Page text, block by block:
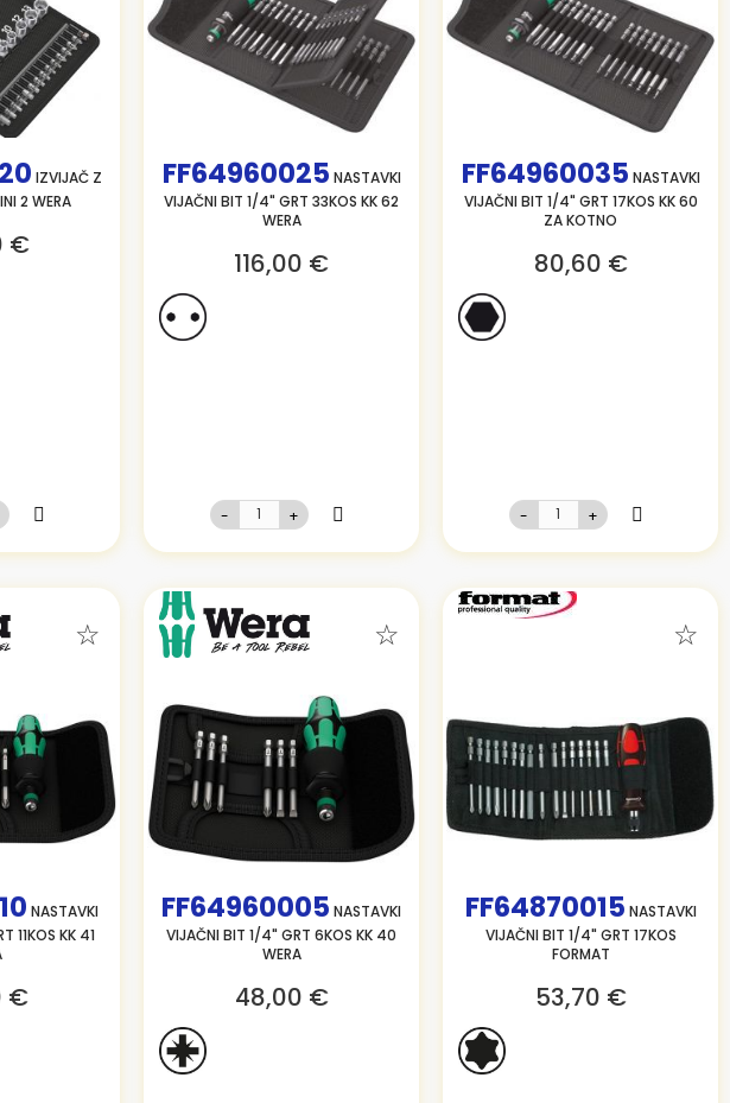
IZVIJAČ Z
2 WERA
€
FF64960025 NASTAVKI
VIJAČNI BIT 1/4" GRT 33KOS KK 62
WERA
116,00 €
- +
FF64960035 NASTAVKI
VIJAČNI BIT 1/4" GRT 17KOS KK 60
ZA KOTNO
80,60 €
- +
NASTAVKI
11KOS KK 41
€
FF64960005 NASTAVKI
VIJAČNI BIT 1/4" GRT 6KOS KK 40
WERA
48,00 €
FF64870015 NASTAVKI
VIJAČNI BIT 1/4" GRT 17KOS
FORMAT
53,70 €